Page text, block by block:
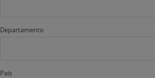
Departamento
País